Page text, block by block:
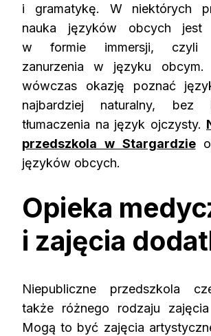
i gramatykę. W niektórych
nauka języków obcych jest
w formie immersji, czyli
zanurzenia w języku obcym.
wówczas okazję poznać
najbardziej naturalny, bez
tłumaczenia na język ojczysty.
przedszkola w Stargardzie
języków obcych.
Opieka
i zajęcia
Niepubliczne przedszkola
także różnego rodzaju
Mogą to być zajęcia